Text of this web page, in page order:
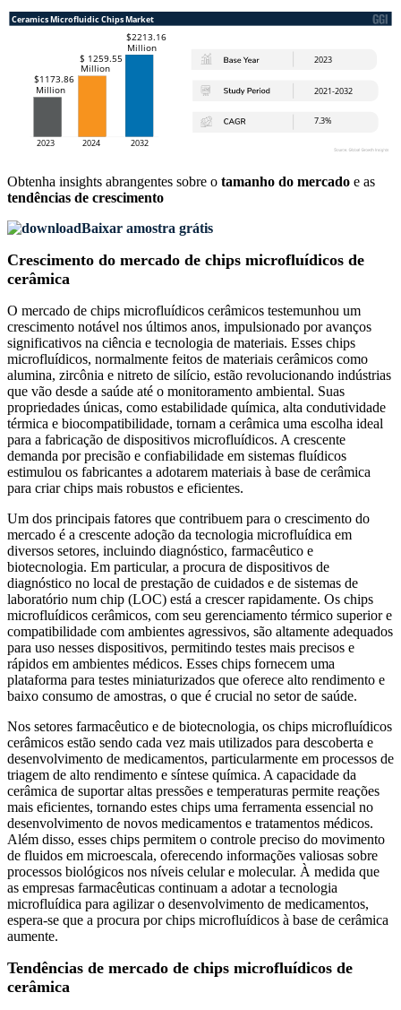
Obtenha insights abrangentes sobre o tamanho do mercado e as
tendências de crescimento
Baixar amostra grátis
Crescimento do mercado de chips microfluídicos de
cerâmica
O mercado de chips microfluídicos cerâmicos testemunhou um
crescimento notável nos últimos anos, impulsionado por avanços
significativos na ciência e tecnologia de materiais. Esses chips
microfluídicos, normalmente feitos de materiais cerâmicos como
alumina, zircônia e nitreto de silício, estão revolucionando indústrias
que vão desde a saúde até o monitoramento ambiental. Suas
propriedades únicas, como estabilidade química, alta condutividade
térmica e biocompatibilidade, tornam a cerâmica uma escolha ideal
para a fabricação de dispositivos microfluídicos. A crescente
demanda por precisão e confiabilidade em sistemas fluídicos
estimulou os fabricantes a adotarem materiais à base de cerâmica
para criar chips mais robustos e eficientes.
Um dos principais fatores que contribuem para o crescimento do
mercado é a crescente adoção da tecnologia microfluídica em
diversos setores, incluindo diagnóstico, farmacêutico e
biotecnologia. Em particular, a procura de dispositivos de
diagnóstico no local de prestação de cuidados e de sistemas de
laboratório num chip (LOC) está a crescer rapidamente. Os chips
microfluídicos cerâmicos, com seu gerenciamento térmico superior e
compatibilidade com ambientes agressivos, são altamente adequados
para uso nesses dispositivos, permitindo testes mais precisos e
rápidos em ambientes médicos. Esses chips fornecem uma
plataforma para testes miniaturizados que oferece alto rendimento e
baixo consumo de amostras, o que é crucial no setor de saúde.
Nos setores farmacêutico e de biotecnologia, os chips microfluídicos
cerâmicos estão sendo cada vez mais utilizados para descoberta e
desenvolvimento de medicamentos, particularmente em processos de
triagem de alto rendimento e síntese química. A capacidade da
cerâmica de suportar altas pressões e temperaturas permite reações
mais eficientes, tornando estes chips uma ferramenta essencial no
desenvolvimento de novos medicamentos e tratamentos médicos.
Além disso, esses chips permitem o controle preciso do movimento
de fluidos em microescala, oferecendo informações valiosas sobre
processos biológicos nos níveis celular e molecular. À medida que
as empresas farmacêuticas continuam a adotar a tecnologia
microfluídica para agilizar o desenvolvimento de medicamentos,
espera-se que a procura por chips microfluídicos à base de cerâmica
aumente.
Tendências de mercado de chips microfluídicos de
cerâmica